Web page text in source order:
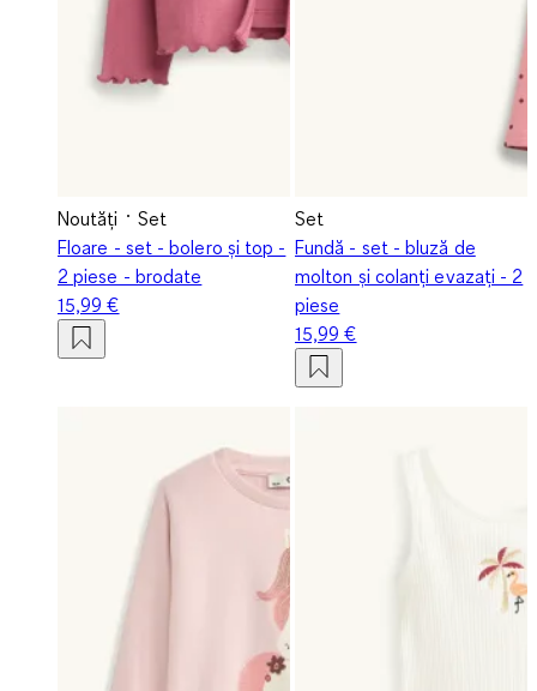
Noutăți
Set
Floare - set - bolero și top -
2 piese - brodate
15,99 €
Set
Fundă - set - bluză de
molton și colanți evazați - 2
piese
15,99 €